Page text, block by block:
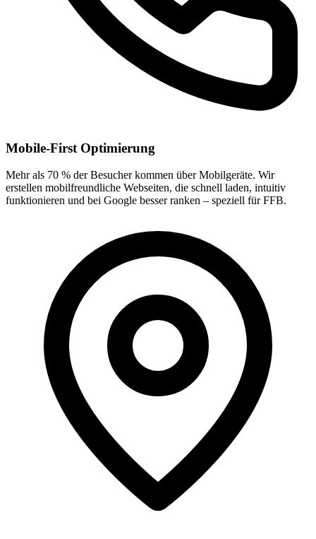
Mobile-First Optimierung
Mehr als 70 % der Besucher kommen über Mobilgeräte. Wir
erstellen mobilfreundliche Webseiten, die schnell laden, intuitiv
funktionieren und bei Google besser ranken – speziell für FFB.